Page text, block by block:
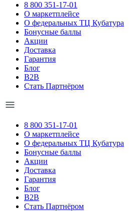
8 800 351-17-01
О маркетплейсе
О федеральных ТЦ Кубатура
Бонусные баллы
Акции
Доставка
Гарантия
Блог
B2B
Стать Партнёром
8 800 351-17-01
О маркетплейсе
О федеральных ТЦ Кубатура
Бонусные баллы
Акции
Доставка
Гарантия
Блог
B2B
Стать Партнёром